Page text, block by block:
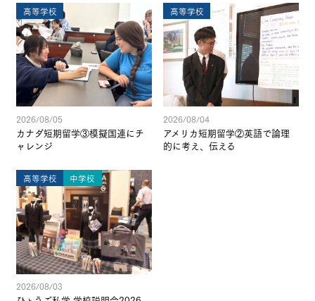
高等学校
2026/08/05
カナダ短期留学③模擬国連にチ
ャレンジ
高等学校
2026/08/04
アメリカ短期留学②英語で論理
的に考え、伝える
高等学校 中学校
2026/08/03